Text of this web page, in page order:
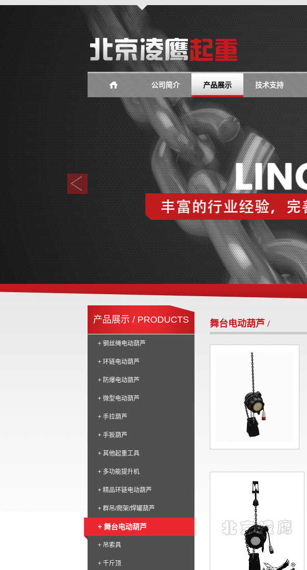
公司简介 产品展示 技术支持
产品展示 / PRODUCTS
+ 钢丝绳电动葫芦
+ 环链电动葫芦
+ 防爆电动葫芦
+ 微型电动葫芦
+ 手拉葫芦
+ 手扳葫芦
+ 其他起重工具
+ 多功能提升机
+ 精品环链电动葫芦
+ 群吊/爬架/焊罐葫芦
+ 舞台电动葫芦
+ 吊索具
+ 千斤顶
舞台电动葫芦 /